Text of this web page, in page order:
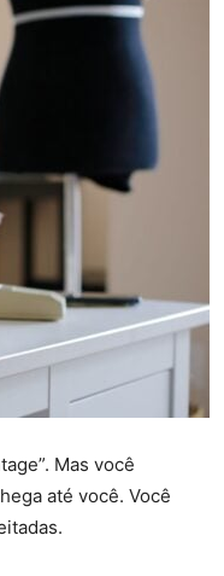
Mas você
até você. Você